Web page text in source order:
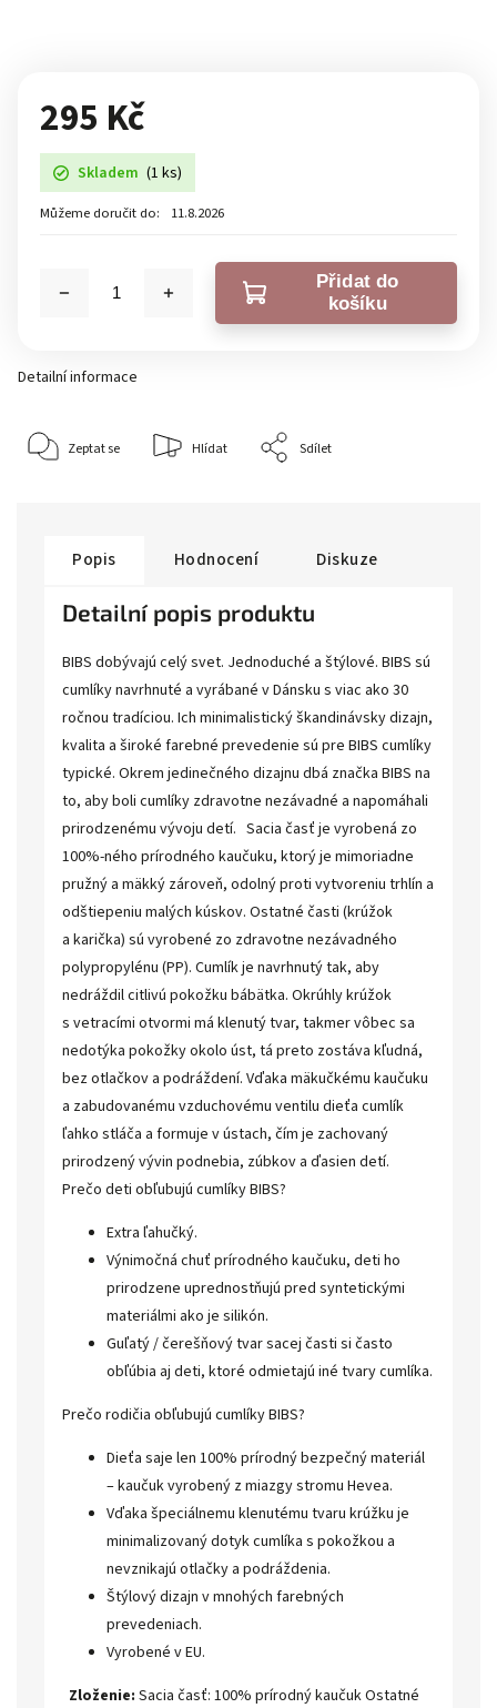
295 Kč
Skladem (1 ks)
Můžeme doručit do: 11.8.2026
Přidat do
košíku
Detailní informace
Zeptat se Hlídat Sdílet
Popis Hodnocení Diskuze
Detailní popis produktu
BIBS dobývajú celý svet. Jednoduché a štýlové. BIBS sú
cumlíky navrhnuté a vyrábané v Dánsku s viac ako 30
ročnou tradíciou. Ich minimalistický škandinávsky dizajn,
kvalita a široké farebné prevedenie sú pre BIBS cumlíky
typické. Okrem jedinečného dizajnu dbá značka BIBS na
to, aby boli cumlíky zdravotne nezávadné a napomáhali
prirodzenému vývoju detí. Sacia časť je vyrobená zo
100%-ného prírodného kaučuku, ktorý je mimoriadne
pružný a mäkký zároveň, odolný proti vytvoreniu trhlín a
odštiepeniu malých kúskov. Ostatné časti (krúžok
a karička) sú vyrobené zo zdravotne nezávadného
polypropylénu (PP). Cumlík je navrhnutý tak, aby
nedráždil citlivú pokožku bábätka. Okrúhly krúžok
s vetracími otvormi má klenutý tvar, takmer vôbec sa
nedotýka pokožky okolo úst, tá preto zostáva kľudná,
bez otlačkov a podráždení. Vďaka mäkučkému kaučuku
a zabudovanému vzduchovému ventilu dieťa cumlík
ľahko stláča a formuje v ústach, čím je zachovaný
prirodzený vývin podnebia, zúbkov a ďasien detí.
Prečo deti obľubujú cumlíky BIBS?
Extra ľahučký.
Výnimočná chuť prírodného kaučuku, deti ho
prirodzene uprednostňujú pred syntetickými
materiálmi ako je silikón.
Guľatý / čerešňový tvar sacej časti si často
obľúbia aj deti, ktoré odmietajú iné tvary cumlíka.
Prečo rodičia obľubujú cumlíky BIBS?
Dieťa saje len 100% prírodný bezpečný materiál
– kaučuk vyrobený z miazgy stromu Hevea.
Vďaka špeciálnemu klenutému tvaru krúžku je
minimalizovaný dotyk cumlíka s pokožkou a
nevznikajú otlačky a podráždenia.
Štýlový dizajn v mnohých farebných
prevedeniach.
Vyrobené v EU.
Zloženie: Sacia časť: 100% prírodný kaučuk Ostatné